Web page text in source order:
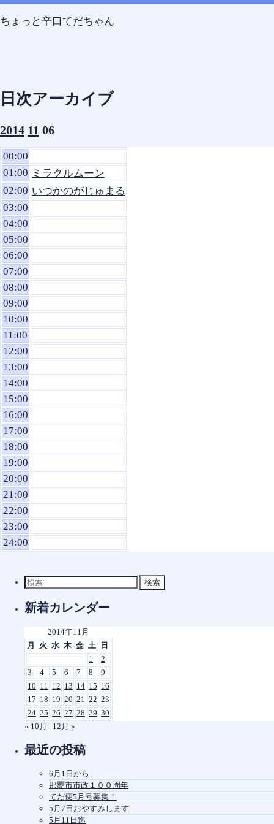
コ
ン
ス
キ
プ
Skip
to
SEARCH-
Skip
to
CALENDAR-
Skip
to
RECENT-
Skip
to
TEXT-
Skip
to
TEXT-
ちょっと辛口てだちゃん
日次アーカイブ
2014 11 06
00:00
01:00 ミラクルムーン
02:00 いつかのがじゅまる
03:00
04:00
05:00
06:00
07:00
08:00
09:00
10:00
11:00
12:00
13:00
14:00
15:00
16:00
17:00
18:00
19:00
20:00
21:00
22:00
23:00
24:00
検
索
対
象:
新着カレンダー
2014年11月
月
火 水 木 金 土
日
1
2
3
4 5 6 7 8
9
10 11 12 13 14 15 16
17 18 19 20 21 22 23
24 25 26 27 28 29 30
« 10月
12月 »
最近の投稿
6月1日から
那覇市市政１００周年
てだ便5月号募集！
5月7日おやすみします
5月11日迄